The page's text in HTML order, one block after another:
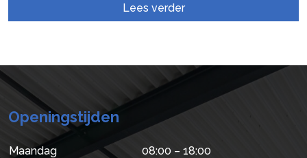
Lees verder
Openingstijden
Maandag
08:00 – 18:00